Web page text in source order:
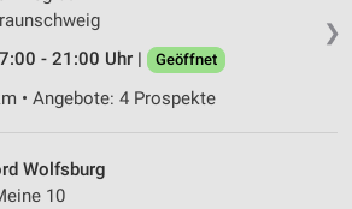
❯
- 21:00 Uhr |
Geöffnet
• Angebote: 4 Prospekte
Wolfsburg
10
zur Auswahl
zur Personalisierung
zur Auswahl